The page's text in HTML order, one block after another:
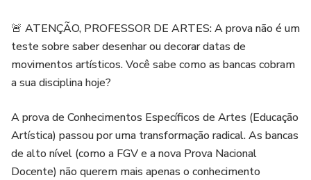
🚨 ATENÇÃO, PROFESSOR DE ARTES: A prova não é um
teste sobre saber desenhar ou decorar datas de
movimentos artísticos. Você sabe como as bancas cobram
a sua disciplina hoje?
A prova de Conhecimentos Específicos de Artes (Educação
Artística) passou por uma transformação radical. As bancas
de alto nível (como a FGV e a nova Prova Nacional
Docente) não querem mais apenas o conhecimento